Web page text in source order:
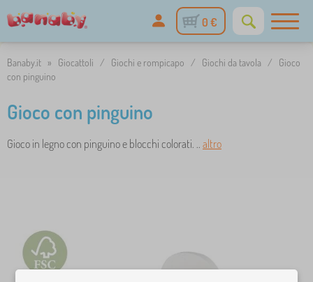
0 €
Banaby.it » Giocattoli / Giochi e rompicapo / Giochi da tavola /
Gioco
con pinguino
Gioco con pinguino
Gioco in legno con pinguino e blocchi colorati. .. altro